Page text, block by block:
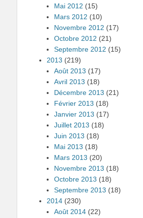
Mai 2012 (15)
Mars 2012 (10)
Novembre 2012 (17)
Octobre 2012 (21)
Septembre 2012 (15)
2013 (219)
Août 2013 (17)
Avril 2013 (18)
Décembre 2013 (21)
Février 2013 (18)
Janvier 2013 (17)
Juillet 2013 (18)
Juin 2013 (18)
Mai 2013 (18)
Mars 2013 (20)
Novembre 2013 (18)
Octobre 2013 (18)
Septembre 2013 (18)
2014 (230)
Août 2014 (22)